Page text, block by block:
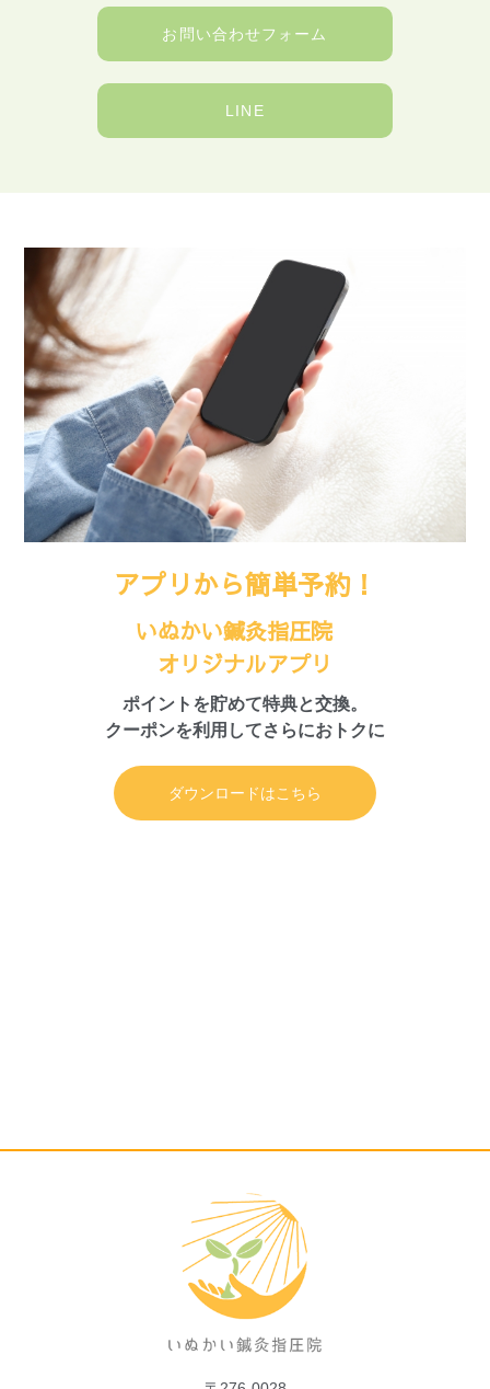
お問い合わせフォーム
LINE
アプリから簡単予約！
いぬかい鍼灸指圧院
オリジナルアプリ
ポイントを貯めて特典と交換。
クーポンを利用してさらにおトクに
ダウンロードはこちら